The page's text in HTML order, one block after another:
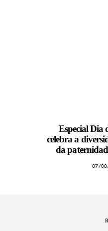
Especial Dia
celebra a
da
07/